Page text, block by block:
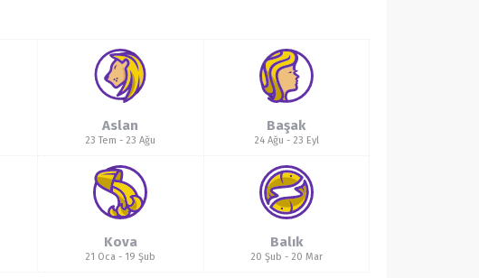
Aslan
23 Tem - 23 Ağu
Başak
24 Ağu - 23 Eyl
Kova
21 Oca - 19 Şub
Balık
20 Şub - 20 Mar